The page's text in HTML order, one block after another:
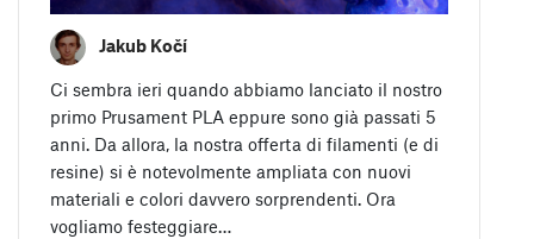
Jakub Kočí
Ci sembra ieri quando abbiamo lanciato il nostro
primo Prusament PLA eppure sono già passati 5
anni. Da allora, la nostra offerta di filamenti (e di
resine) si è notevolmente ampliata con nuovi
materiali e colori davvero sorprendenti. Ora
vogliamo festeggiare…